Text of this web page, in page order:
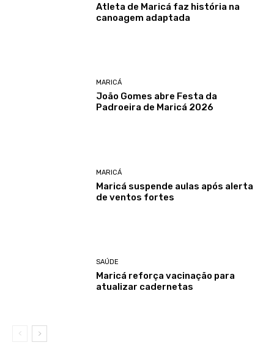
Atleta de Maricá faz história na
canoagem adaptada
MARICÁ
João Gomes abre Festa da
Padroeira de Maricá 2026
MARICÁ
Maricá suspende aulas após alerta
de ventos fortes
SAÚDE
Maricá reforça vacinação para
atualizar cadernetas